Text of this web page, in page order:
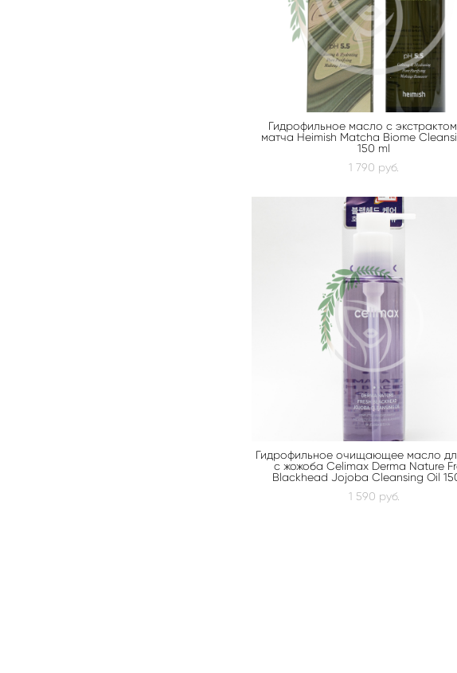
Гидрофильное масло с
матча Heimish Matcha Biome
150 ml
1 790 pуб.
Гидрофильное очищающее масло
с жожоба Celimax Derma Nature
Blackhead Jojoba Cleansing Oil
1 590 pуб.